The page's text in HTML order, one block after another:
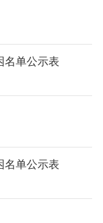
名单公示表
名单公示表